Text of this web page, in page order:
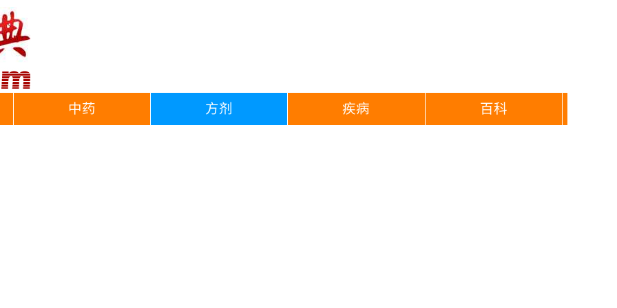
中药 方剂 疾病 百科